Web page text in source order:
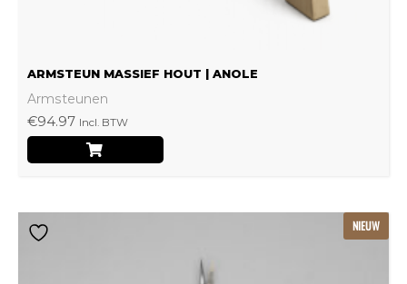
ARMSTEUN MASSIEF HOUT | ANOLE
Armsteunen
€94.97 Incl. BTW
NIEUW